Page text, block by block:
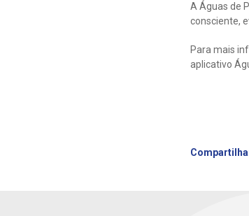
A Águas de
consciente,
Para mais
aplicativo